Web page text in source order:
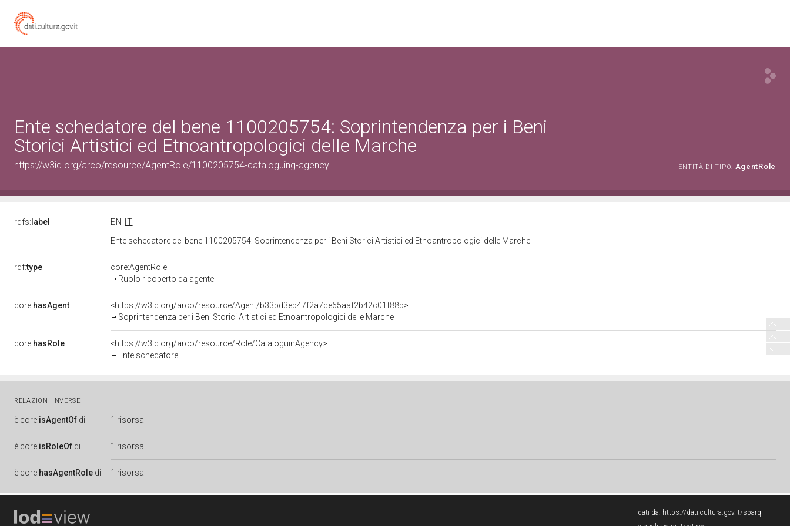
Ente schedatore del bene 1100205754: Soprintendenza per i Beni
Storici Artistici ed Etnoantropologici delle Marche
https://w3id.org/arco/resource/AgentRole/1100205754-cataloguing-agency ENTITÀ DI TIPO: AgentRole
rdfs: label EN
IT
Ente schedatore del bene 1100205754: Soprintendenza per i Beni Storici Artistici ed Etnoantropologici delle Marche
rdf:type
core:AgentRole
Ruolo ricoperto da agente
core:hasAgent
<https://w3id.org/arco/resource/Agent/b33bd3eb47f2a7ce65aaf2b42c01f88b>
Soprintendenza per i Beni Storici Artistici ed Etnoantropologici delle Marche
core:hasRole
<https://w3id.org/arco/resource/Role/CataloguinAgency>
Ente schedatore
RELAZIONI INVERSE
è core:isAgentOf di 1 risorsa
è core:isRoleOf di 1 risorsa
è core:hasAgentRole di 1 risorsa
dati da: https://dati.cultura.gov.it/sparql